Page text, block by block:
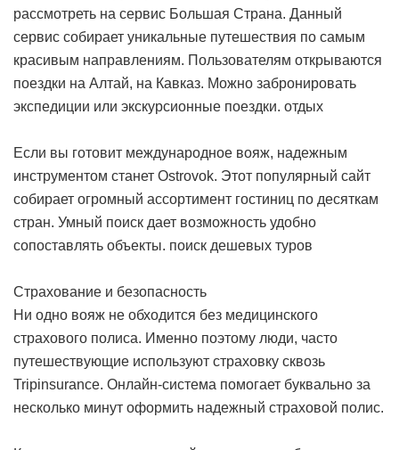
рассмотреть на сервис Большая Страна. Данный
сервис собирает уникальные путешествия по самым
красивым направлениям. Пользователям открываются
поездки на Алтай, на Кавказ. Можно забронировать
экспедиции или экскурсионные поездки. отдых
Если вы готовит международное вояж, надежным
инструментом станет Ostrovok. Этот популярный сайт
собирает огромный ассортимент гостиниц по десяткам
стран. Умный поиск дает возможность удобно
сопоставлять объекты. поиск дешевых туров
Страхование и безопасность
Ни одно вояж не обходится без медицинского
страхового полиса. Именно поэтому люди, часто
путешествующие используют страховку сквозь
Tripinsurance. Онлайн-система помогает буквально за
несколько минут оформить надежный страховой полис.